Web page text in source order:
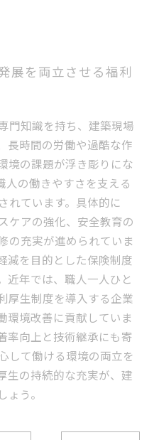
展を両立させる福利
門知識を持ち、建築現場
長時間の労働や過酷な作
境の課題が浮き彫りにな
人の働きやすさを支える
れています。具体的に
ケアの強化、安全教育の
の充実が進められていま
減を目的とした保険制度
近年では、職人一人ひと
厚生制度を導入する企業
環境改善に貢献していま
率向上と技術継承にも寄
して働ける環境の両立を
生の持続的な充実が、建
う。